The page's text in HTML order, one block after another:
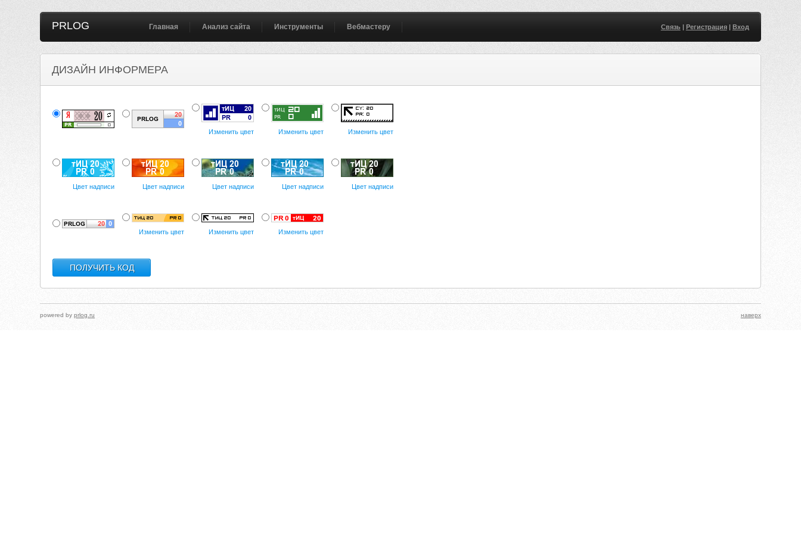
PRLOG Главная Анализ сайта Инструменты Вебмастеру Связь| Регистрация| Вход
ДИЗАЙН ИНФОРМЕРА
Изменить цвет Изменить цвет Изменить цвет
Цвет надписи Цвет надписи Цвет надписи Цвет надписи Цвет надписи
Изменить цвет Изменить цвет Изменить цвет
powered byprlog.ru наверх